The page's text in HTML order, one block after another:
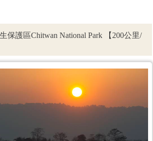
保護區Chitwan National Park 【200公里/